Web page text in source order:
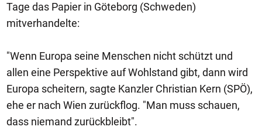
Tage das Papier in Göteborg (Schweden)
mitverhandelte:
"Wenn Europa seine Menschen nicht schützt und
allen eine Perspektive auf Wohlstand gibt, dann wird
Europa scheitern, sagte Kanzler Christian Kern (SPÖ),
ehe er nach Wien zurückflog. "Man muss schauen,
dass niemand zurückbleibt".